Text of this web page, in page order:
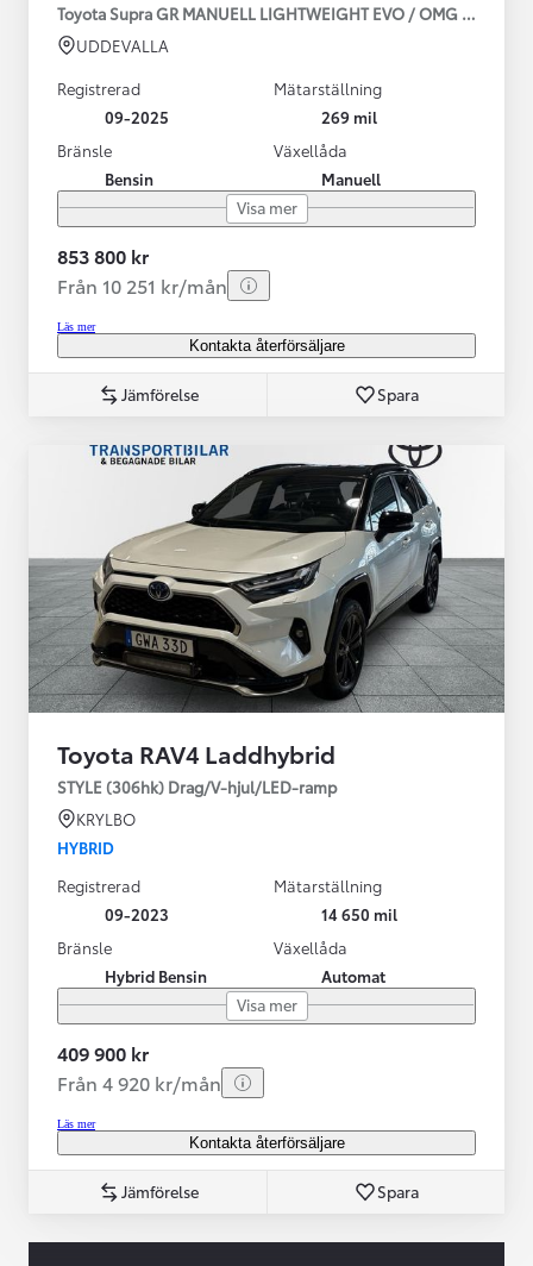
Toyota Supra GR MANUELL LIGHTWEIGHT EVO / OMG LEV!
UDDEVALLA
Registrerad
09-2025
Mätarställning
269 mil
Bränsle
Bensin
Växellåda
Manuell
Visa mer
853 800 kr
Från 10 251 kr/mån
Läs mer
Kontakta återförsäljare
Jämförelse Spara
Toyota RAV4 Laddhybrid
STYLE (306hk) Drag/V-hjul/LED-ramp
KRYLBO
HYBRID
Registrerad
09-2023
Mätarställning
14 650 mil
Bränsle
Hybrid Bensin
Växellåda
Automat
Visa mer
409 900 kr
Från 4 920 kr/mån
Läs mer
Kontakta återförsäljare
Jämförelse Spara